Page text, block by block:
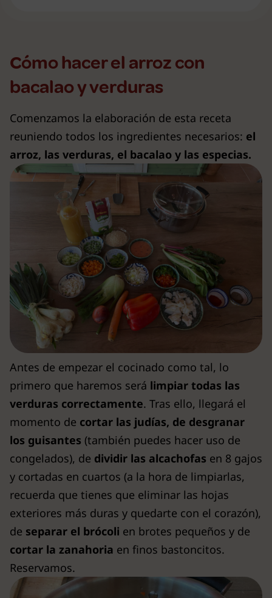
Cómo hacer el arroz con
bacalao y verduras
Comenzamos la elaboración de esta receta
reuniendo todos los ingredientes necesarios: el
arroz, las verduras, el bacalao y las especias.
Antes de empezar el cocinado como tal, lo
primero que haremos será limpiar todas las
verduras correctamente. Tras ello, llegará el
momento de cortar las judías, de desgranar
los guisantes (también puedes hacer uso de
congelados), de dividir las alcachofas en 8 gajos
y cortadas en cuartos (a la hora de limpiarlas,
recuerda que tienes que eliminar las hojas
exteriores más duras y quedarte con el corazón),
de separar el brócoli en brotes pequeños y de
cortar la zanahoria en finos bastoncitos.
Reservamos.